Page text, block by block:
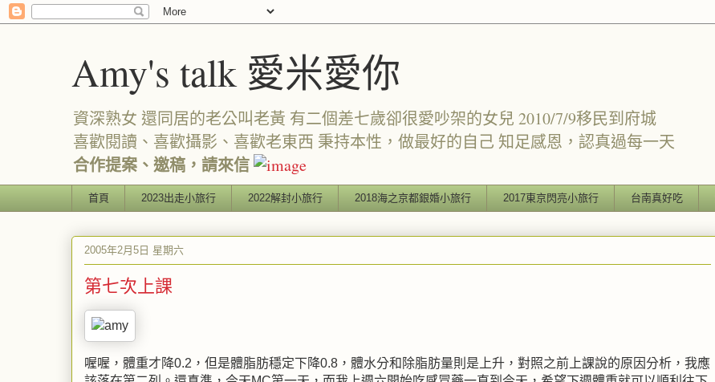
Amy's talk 愛米愛你
資深熟女 還同居的老公叫老黃 有二個差七歲卻很愛吵架的女兒 2010/7/9移民到府城
喜歡閱讀、喜歡攝影、喜歡老東西 秉持本性，做最好的自己 知足感恩，認真過每一天
合作提案、邀稿，請來信
首頁 2023出走小旅行 2022解封小旅行 2018海之京都銀婚小旅行 2017東京閃亮小旅行 台南真好吃
2005年2月5日 星期六
第七次上課
喔喔，體重才降0.2，但是體脂肪穩定下降0.8，體水分和除脂肪量則是上升，對照之前上課說的原因分析，我應